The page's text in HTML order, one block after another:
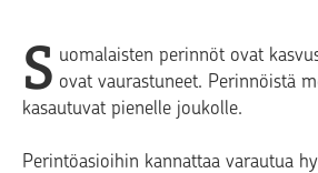
S uomalaisten perinnöt ovat
ovat vaurastuneet. Perinnöistä
kasautuvat pienelle joukolle.
Perintöasioihin kannattaa varautua